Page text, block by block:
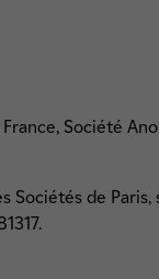
Société
de Paris,